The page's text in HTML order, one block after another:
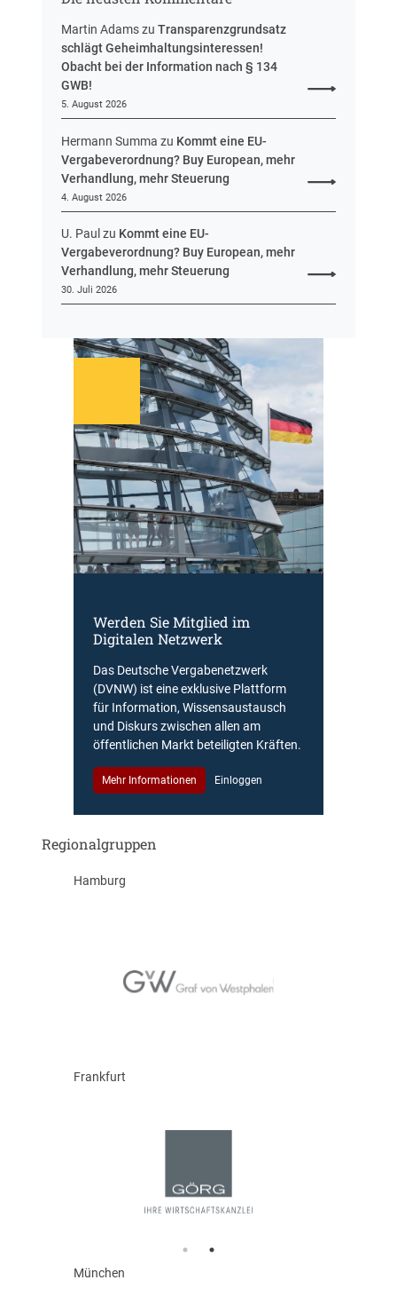
Martin AdamszuTransparenzgrundsatz
schlägt Geheimhaltungsinteressen!
Obacht bei der Information nach § 134
GWB!
5. August 2026
Hermann Summa zu Kommt eine EU-
Vergabeverordnung? Buy European, mehr
Verhandlung, mehr Steuerung
4. August 2026
U. Paul zu Kommt eine EU-
Vergabeverordnung? Buy European, mehr
Verhandlung, mehr Steuerung
30. Juli 2026
Werden Sie Mitglied im
Digitalen Netzwerk
Das Deutsche Vergabenetzwerk
(DVNW) ist eine exklusive Plattform
für Information, Wissensaustausch
und Diskurs zwischen allen am
öffentlichen Markt beteiligten Kräften.
Mehr Informationen Einloggen
Regionalgruppen
Hamburg
Frankfurt
München